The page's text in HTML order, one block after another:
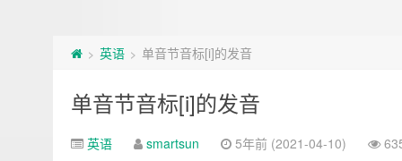
> 英语 > 单音节音标[i]的发音
单音节音标[i]的发音
英语 smartsun 5年前 (2021-04-10)